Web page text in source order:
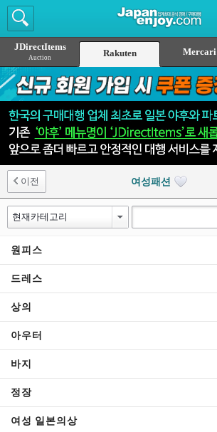
JDirectItems
Auction Rakuten Mercari
여성패션
이전
원피스
드레스
상의
아우터
바지
정장
여성 일본의상